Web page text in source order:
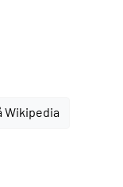
Wikipedia